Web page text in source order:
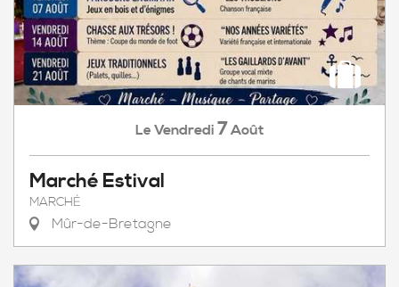
Le Vendredi 7Août
Marché Estival
MARCHÉ
Mûr-de-Bretagne